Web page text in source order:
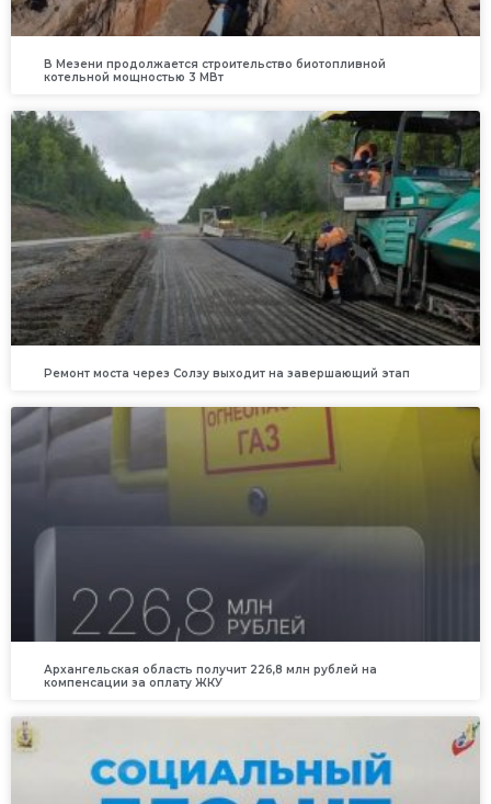
В Мезени продолжается строительство биотопливной
котельной мощностью 3 МВт
Ремонт моста через Солзу выходит на завершающий этап
Архангельская область получит 226,8 млн рублей на
компенсации за оплату ЖКУ